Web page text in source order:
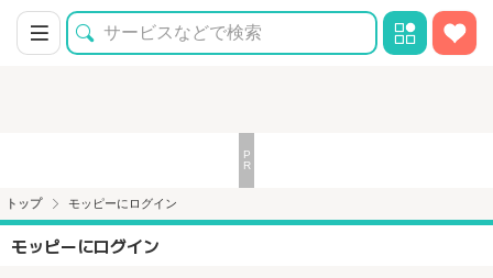
トップ モッピーにログイン
モッピーにログイン